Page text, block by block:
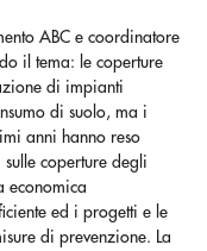
ABC e coordinatore
il tema: le coperture
di impianti
di suolo, ma i
anni hanno reso
coperture degli
economica
ed i progetti e le
di prevenzione. La